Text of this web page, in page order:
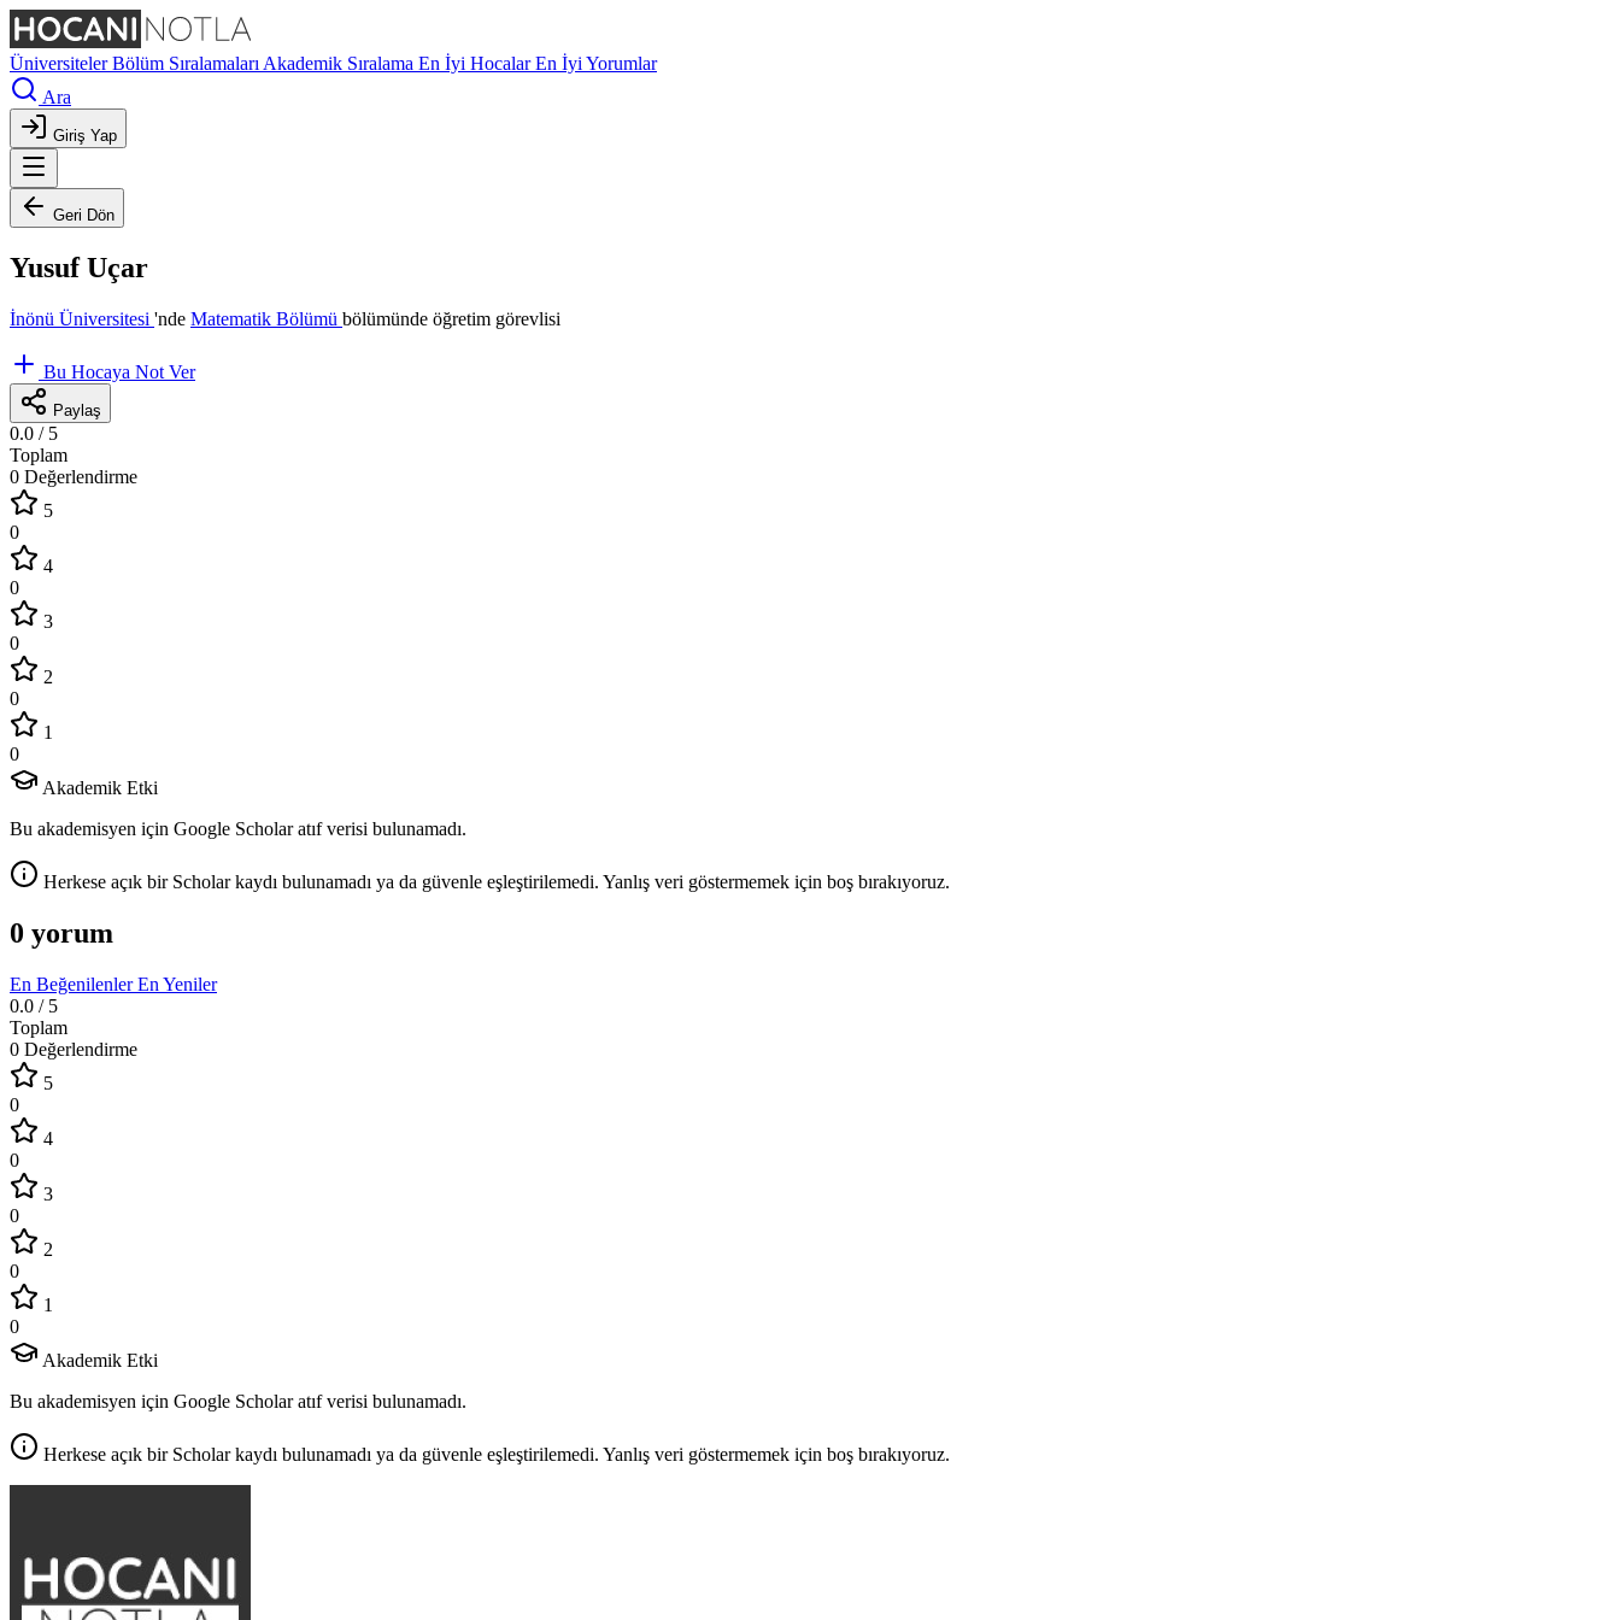
ÜniversitelerBölüm Sıralamaları Akademik Sıralama En İyi HocalarEn İyi Yorumlar
Ara
Giriş Yap
Geri Dön
Yusuf Uçar
İnönü Üniversitesi 'nde Matematik Bölümü bölümünde öğretim görevlisi
Bu Hocaya Not Ver
Paylaş
0.0 / 5
Toplam
0 Değerlendirme
5
0
4
0
3
0
2
0
1
0
Akademik Etki
Bu akademisyen için Google Scholar atıf verisi bulunamadı.
Herkese açık bir Scholar kaydı bulunamadı ya da güvenle eşleştirilemedi. Yanlış veri göstermemek için boş bırakıyoruz.
0 yorum
En BeğenilenlerEn Yeniler
0.0 / 5
Toplam
0 Değerlendirme
5
0
4
0
3
0
2
0
1
0
Akademik Etki
Bu akademisyen için Google Scholar atıf verisi bulunamadı.
Herkese açık bir Scholar kaydı bulunamadı ya da güvenle eşleştirilemedi. Yanlış veri göstermemek için boş bırakıyoruz.